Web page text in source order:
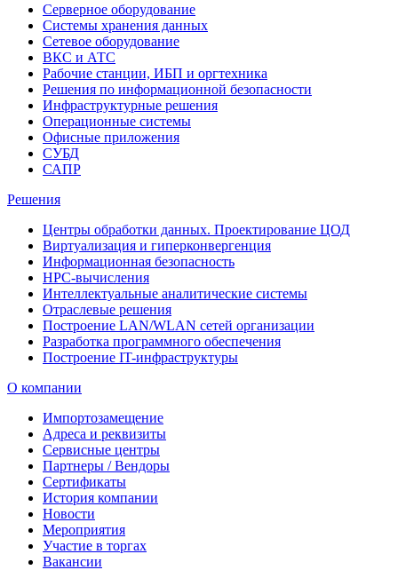
Серверное оборудование
Системы хранения данных
Сетевое оборудование
ВКС и АТС
Рабочие станции, ИБП и оргтехника
Решения по информационной безопасности
Инфраструктурные решения
Операционные системы
Офисные приложения
СУБД
САПР
Решения
Центры обработки данных. Проектирование ЦОД
Виртуализация и гиперконвергенция
Информационная безопасность
HPC-вычисления
Интеллектуальные аналитические системы
Отраслевые решения
Построение LAN/WLAN сетей организации
Разработка программного обеспечения
Построение IT-инфраструктуры
О компании
Импортозамещение
Адреса и реквизиты
Сервисные центры
Партнеры / Вендоры
Сертификаты
История компании
Новости
Мероприятия
Участие в торгах
Вакансии